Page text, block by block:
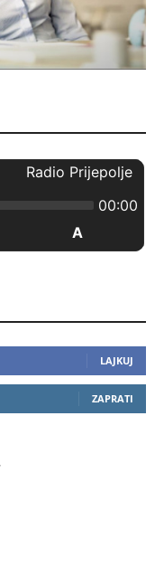
LAJKUJ
ZAPRATI